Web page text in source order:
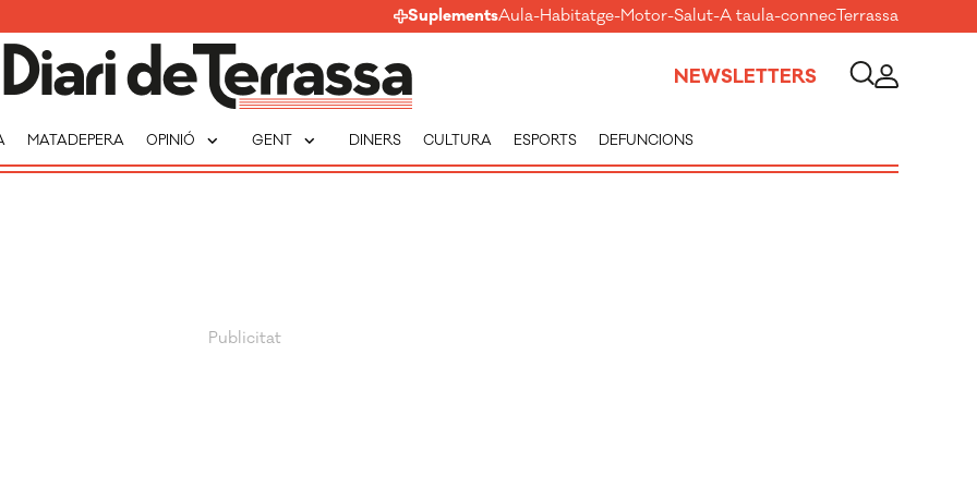
SuplementsAula-Habitatge-Motor-Salut-A taula-connecTerrassa
NEWSLETTERS
MATADEPERA OPINIÓ expand_more GENT expand_more DINERS CULTURA ESPORTS DEFUNCIONS